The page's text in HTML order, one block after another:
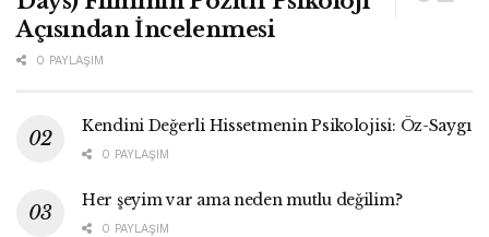
Açısından İncelenmesi
0 PAYLAŞIM
Kendini Değerli Hissetmenin Psikolojisi: Öz-Saygı
0 PAYLAŞIM
Her şeyim var ama neden mutlu değilim?
0 PAYLAŞIM